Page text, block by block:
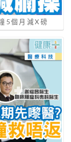
5個月減X磅